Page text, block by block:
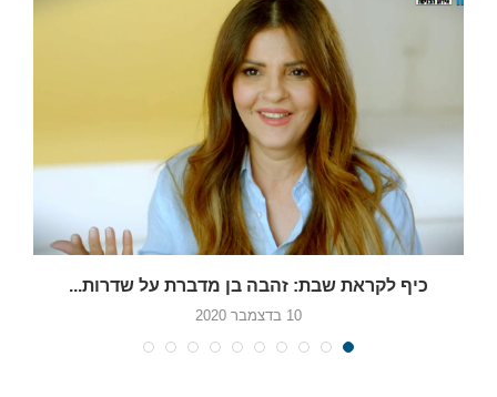
כיף לקראת שבת: זהבה בן מדברת על שדרות...
10 בדצמבר 2020